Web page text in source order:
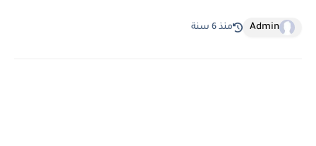
Admin منذ 6 سنة